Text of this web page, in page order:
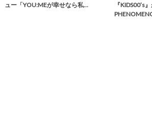
ュー「YOU:MEが幸せなら私…
『KIDS00’s